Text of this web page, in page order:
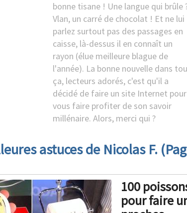
bonne tisane ! Une langue qui brûle
Vlan, un carré de chocolat ! Et ne lui
parlez surtout pas des passages en
caisse, là-dessus il en connaît un
rayon (élue meilleure blague de
l'année). La bonne nouvelle dans
ça, lecteurs adorés, c'est qu'il a
décidé de faire un site Internet pour
vous faire profiter de son savoir
millénaire. Alors, merci qui ?
astuces de Nicolas F.
100
pour faire